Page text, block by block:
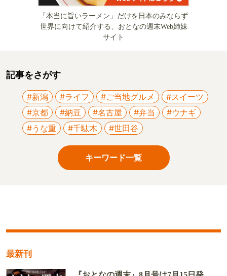
「本当に旨いラーメン」だけを日本のみならず
世界に向けて紹介する、おとなの週末Web姉妹
サイト
記事をさがす
#新潟 #ライフ #ご当地グルメ
#スイーツ
#京都
#納豆 #名古屋 #弁当
#ウナギ
#うな重
#千駄木 #世田谷
キーワード一覧
最新刊